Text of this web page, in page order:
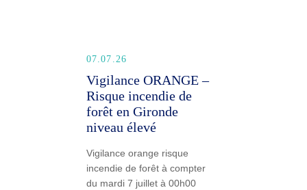
07.07.26
Vigilance ORANGE –
Risque incendie de
forêt en Gironde
niveau élevé
Vigilance orange risque
incendie de forêt à compter
du mardi 7 juillet à 00h00